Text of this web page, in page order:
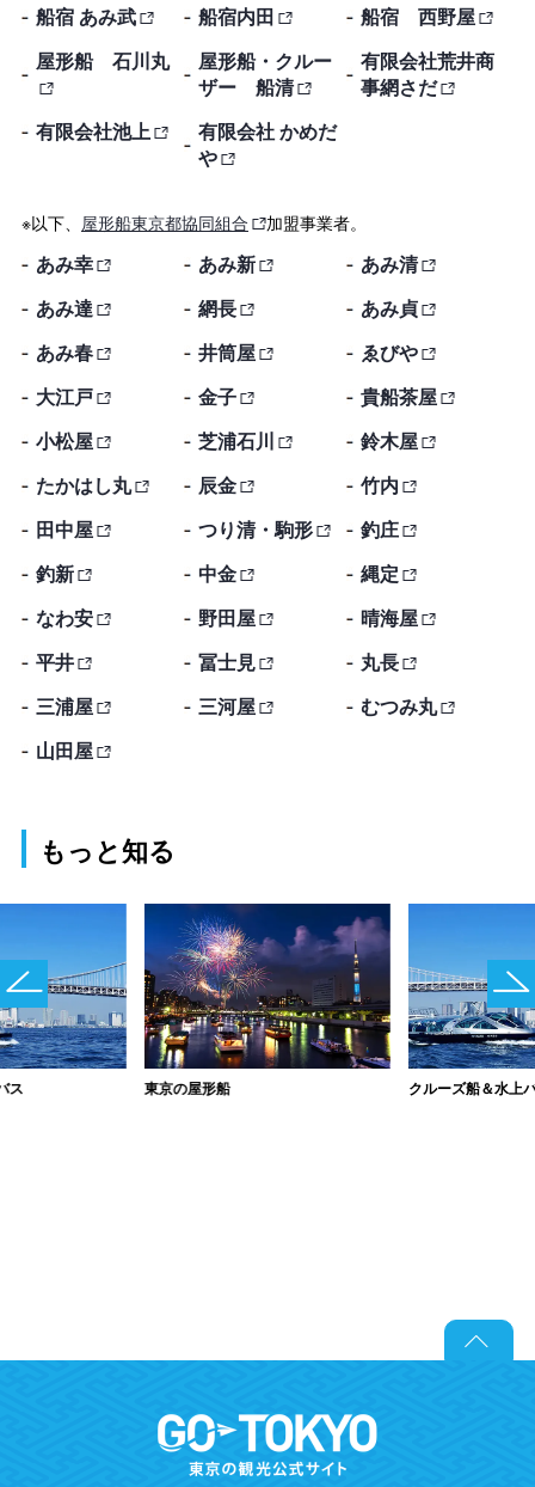
船宿 あみ武
船宿内田
船宿 西野屋
屋形船 石川丸
屋形船・クルー
ザー 船清
有限会社荒井商
事網さだ
有限会社池上
有限会社 かめだ
や
※以下、 屋形船東京都協同組合 加盟事業者。
あみ幸 あみ新
あみ清
あみ達
網長
あみ貞
あみ春
井筒屋
ゑびや
大江戸
金子
貴船茶屋
小松屋
芝浦石川
鈴木屋
たかはし丸
辰金
竹内
田中屋
つり清・駒形
釣庄
釣新
中金
縄定
なわ安
野田屋
晴海屋
平井
冨士見
丸長
三浦屋
三河屋
むつみ丸
山田屋
もっと知る
ス 東京の屋形船 クルーズ船＆水上